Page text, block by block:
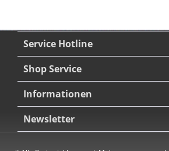
Service Hotline
Shop Service
Informationen
Newsletter